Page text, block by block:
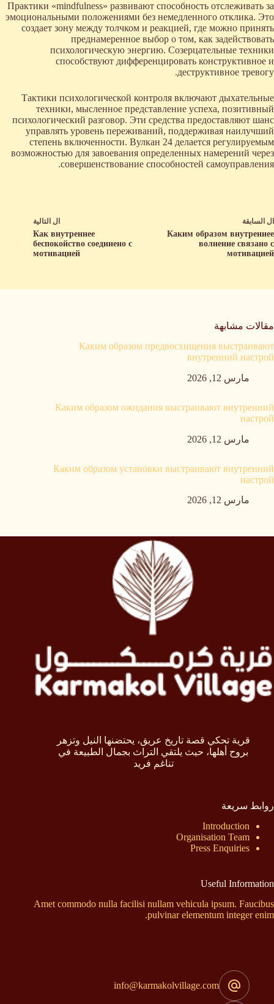
Практики «mindfulness» развивают способность отслеживать за
эмоциональными положениями без немедленного отклика. Это
создает зону между толчком и реакцией, где можно принять
преднамеренное выбор о том, как задействовать
психологическую энергию. Созерцательные техники
способствуют дифференцировать конструктивное и
деструктивное тревогу.
Тактики психологической контроля включают дыхательные
техники, мысленное представление успеха, позитивный
психологический разговор. Эти средства предоставляют шанс
управлять уровень переживаний, поддерживая наилучший
степень включенности. Вулкан 24 делается регулируемым
возможностью для завоевания определенных намерений через
совершенствование способностей самоуправления.
ال السابقة
Каким образом внутреннее
волнение связано с
мотивацией
ال التالية
Как внутреннее
беспокойство соединено с
мотивацией
مقالات مشابهة
Каким образом предвосхищения выстраивают
внутренний настрой
مارس 12, 2026
Каким образом ожидания выстраивают внутренний
настрой
مارس 12, 2026
Каким образом установки выстраивают внутренний
настрой
مارس 12, 2026
قرية تحكي قصة تاريخ عريق، يحتضنها النيل وتزهر
بروح أهلها، حيث يلتقي التراث بجمال الطبيعة في
تناغم فريد
روابط سريعة
Introduction
Organisation Team
Press Enquiries
Useful Information
Amet commodo nulla facilisi nullam vehicula ipsum. Faucibus
pulvinar elementum integer enim.
info@karmakolvillage.com